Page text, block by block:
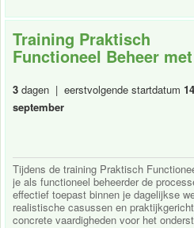
Training Praktisch
Functioneel Beheer
3 dagen | eerstvolgende startdatum 14
september
Tijdens de training Praktisch
je als functioneel beheerder de
effectief toepast binnen je dagelijkse
realistische casussen en
concrete vaardigheden voor het